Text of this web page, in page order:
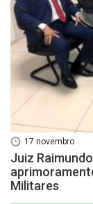
17 novembro
Juiz
Militares